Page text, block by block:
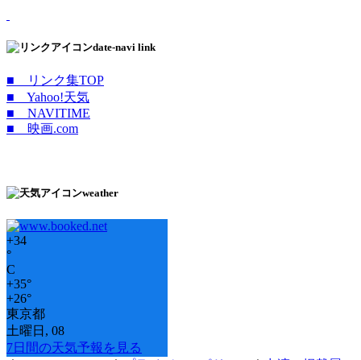
date-navi link
■ リンク集TOP
■ Yahoo!天気
■ NAVITIME
■ 映画.com
weather
+34
°
C
+35°
+26°
東京都
土曜日, 08
7日間の天気予報を見る